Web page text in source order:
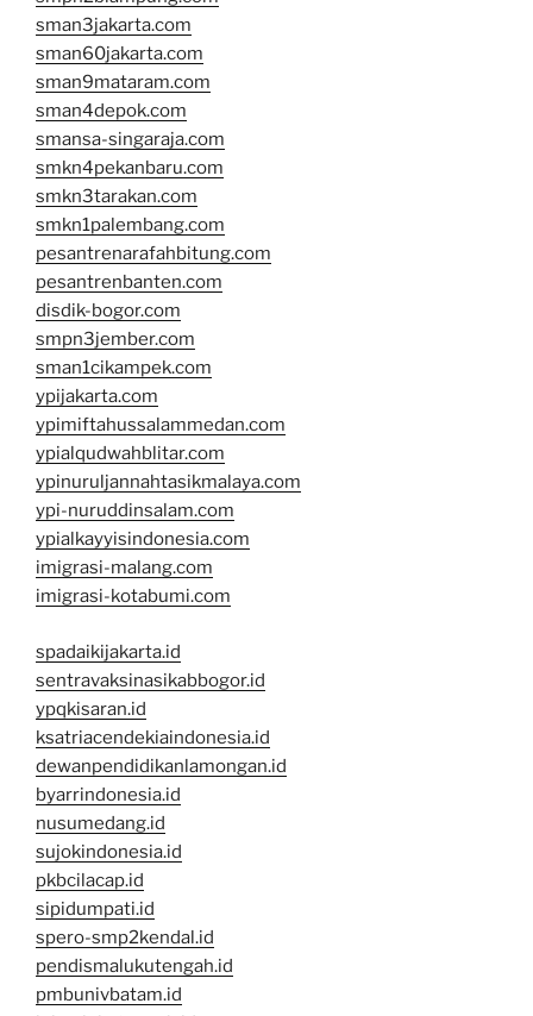
sman3jakarta.com
sman60jakarta.com
sman9mataram.com
sman4depok.com
smansa-singaraja.com
smkn4pekanbaru.com
smkn3tarakan.com
smkn1palembang.com
pesantrenarafahbitung.com
pesantrenbanten.com
disdik-bogor.com
smpn3jember.com
sman1cikampek.com
ypijakarta.com
ypimiftahussalammedan.com
ypialqudwahblitar.com
ypinuruljannahtasikmalaya.com
ypi-nuruddinsalam.com
ypialkayyisindonesia.com
imigrasi-malang.com
imigrasi-kotabumi.com
spadaikijakarta.id
sentravaksinasikabbogor.id
ypqkisaran.id
ksatriacendekiaindonesia.id
dewanpendidikanlamongan.id
byarrindonesia.id
nusumedang.id
sujokindonesia.id
pkbcilacap.id
sipidumpati.id
spero-smp2kendal.id
pendismalukutengah.id
pmbunivbatam.id